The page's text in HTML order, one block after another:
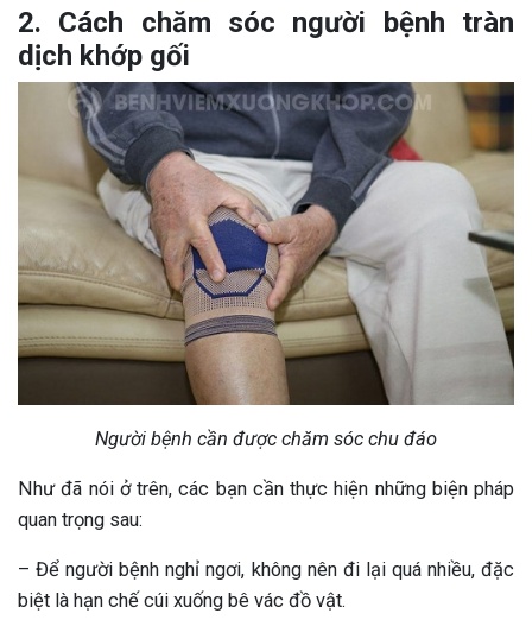
2. Cách chăm sóc người bệnh tràn
dịch khớp gối
Người bệnh cần được chăm sóc chu đáo
Như đã nói ở trên, các bạn cần thực hiện những biện pháp
quan trọng sau:
– Để người bệnh nghỉ ngơi, không nên đi lại quá nhiều, đặc
biệt là hạn chế cúi xuống bê vác đồ vật.